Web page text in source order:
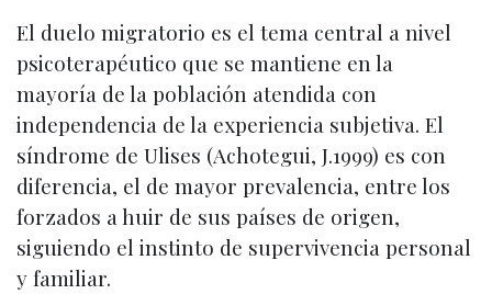
El duelo migratorio es el tema central a nivel
psicoterapéutico que se mantiene en la
mayoría de la población atendida con
independencia de la experiencia subjetiva. El
síndrome de Ulises (Achotegui, J.1999) es con
diferencia, el de mayor prevalencia, entre los
forzados a huir de sus países de origen,
siguiendo el instinto de supervivencia personal
y familiar.